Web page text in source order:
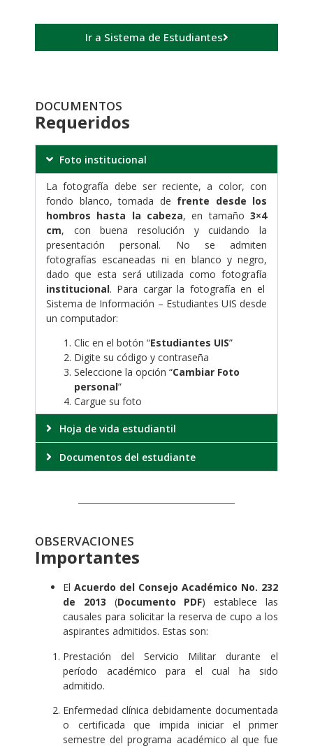
Ir a Sistema de Estudiantes
DOCUMENTOS
Requeridos
Foto institucional
La fotografía debe ser reciente, a color, con
fondo blanco, tomada de frente desde los
hombros hasta la cabeza, en tamaño 3×4
cm, con buena resolución y cuidando la
presentación personal. No se admiten
fotografías escaneadas ni en blanco y negro,
dado que esta será utilizada como fotografía
institucional. Para cargar la fotografía en el
Sistema de Información – Estudiantes UIS desde
un computador:
Clic en el botón “Estudiantes UIS”
Digite su código y contraseña
Seleccione la opción “Cambiar Foto
personal”
Cargue su foto
Hoja de vida estudiantil
Documentos del estudiante
OBSERVACIONES
Importantes
El Acuerdo del Consejo Académico No. 232
de 2013 (Documento PDF) establece las
causales para solicitar la reserva de cupo a los
aspirantes admitidos. Estas son:
Prestación del Servicio Militar durante el
período académico para el cual ha sido
admitido.
Enfermedad clínica debidamente documentada
o certificada que impida iniciar el primer
semestre del programa académico al que fue